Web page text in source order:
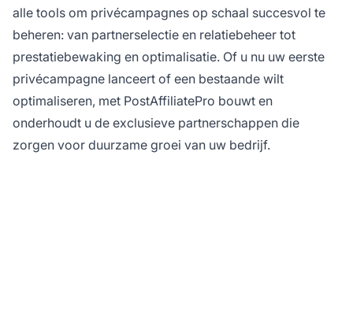
alle tools om privécampagnes op schaal succesvol te
beheren: van partnerselectie en relatiebeheer tot
prestatiebewaking en optimalisatie. Of u nu uw eerste
privécampagne lanceert of een bestaande wilt
optimaliseren, met PostAffiliatePro bouwt en
onderhoudt u de exclusieve partnerschappen die
zorgen voor duurzame groei van uw bedrijf.